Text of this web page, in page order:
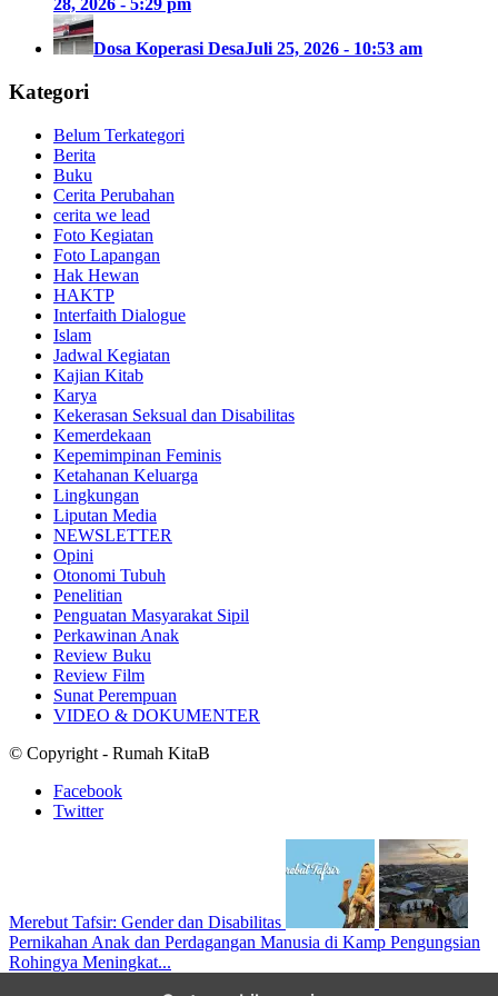
28, 2026 - 5:29 pm
Dosa Koperasi DesaJuli 25, 2026 - 10:53 am
Kategori
Belum Terkategori
Berita
Buku
Cerita Perubahan
cerita we lead
Foto Kegiatan
Foto Lapangan
Hak Hewan
HAKTP
Interfaith Dialogue
Islam
Jadwal Kegiatan
Kajian Kitab
Karya
Kekerasan Seksual dan Disabilitas
Kemerdekaan
Kepemimpinan Feminis
Ketahanan Keluarga
Lingkungan
Liputan Media
NEWSLETTER
Opini
Otonomi Tubuh
Penelitian
Penguatan Masyarakat Sipil
Perkawinan Anak
Review Buku
Review Film
Sunat Perempuan
VIDEO & DOKUMENTER
© Copyright - Rumah KitaB
Facebook
Twitter
Merebut Tafsir: Gender dan Disabilitas
Pernikahan Anak dan Perdagangan Manusia di Kamp Pengungsian
Rohingya Meningkat...